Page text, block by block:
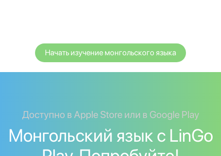
Начать изучение монгольского языка
Доступно в Apple Store или в Google Play
Монгольский язык с LinGo